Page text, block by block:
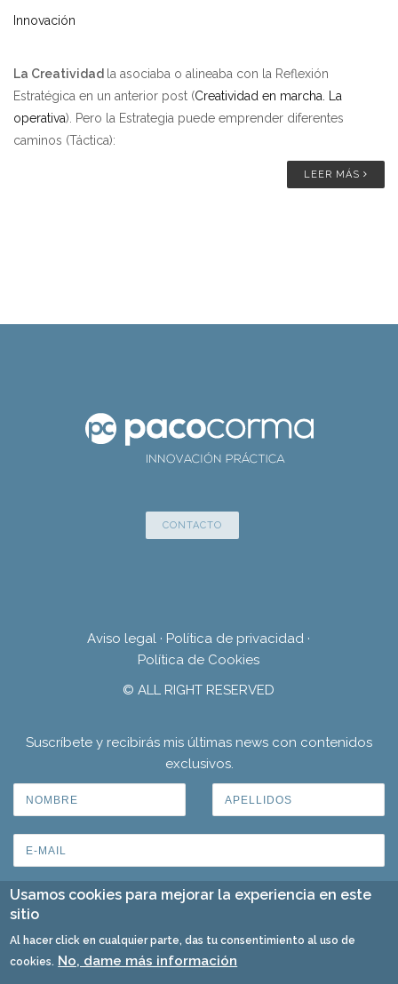
Innovación
La Creatividad la asociaba o alineaba con la Reflexión
Estratégica en un anterior post (Creatividad en marcha. La
operativa). Pero la Estrategia puede emprender diferentes
caminos (Táctica):
LEER MÁS
CONTACTO
Aviso legal · Política de privacidad ·
Política de Cookies
© ALL RIGHT RESERVED
Suscríbete y recibirás mis últimas news con contenidos
exclusivos.
Usamos cookies para mejorar la experiencia en este
sitio
Al hacer click en cualquier parte, das tu consentimiento al uso de
cookies. No, dame más información